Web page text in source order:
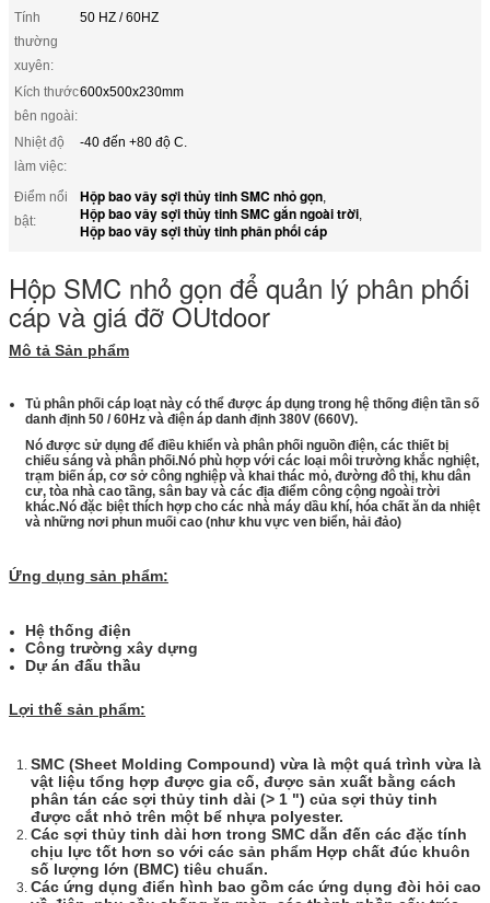
Tính
thường
xuyên:
50 HZ / 60HZ
Kích thước
bên ngoài:
600x500x230mm
Nhiệt độ
làm việc:
-40 đến +80 độ C.
Điểm nổi
bật:
Hộp bao vây sợi thủy tinh SMC nhỏ gọn,
Hộp bao vây sợi thủy tinh SMC gắn ngoài trời,
Hộp bao vây sợi thủy tinh phân phối cáp
Hộp SMC nhỏ gọn để quản lý phân phối
cáp và giá đỡ OUtdoor
Mô tả Sản phẩm
Tủ phân phối cáp loạt này có thể được áp dụng trong hệ thống điện tần số
danh định 50 / 60Hz và điện áp danh định 380V (660V).
Nó được sử dụng để điều khiển và phân phối nguồn điện, các thiết bị
chiếu sáng và phân phối.Nó phù hợp với các loại môi trường khắc nghiệt,
trạm biến áp, cơ sở công nghiệp và khai thác mỏ, đường đô thị, khu dân
cư, tòa nhà cao tầng, sân bay và các địa điểm công cộng ngoài trời
khác.Nó đặc biệt thích hợp cho các nhà máy dầu khí, hóa chất ăn da nhiệt
và những nơi phun muối cao (như khu vực ven biển, hải đảo)
Ứng dụng sản phẩm:
Hệ thống điện
Công trường xây dựng
Dự án đấu thầu
Lợi thế sản phẩm:
SMC (Sheet Molding Compound) vừa là một quá trình vừa là
vật liệu tổng hợp được gia cố, được sản xuất bằng cách
phân tán các sợi thủy tinh dài (> 1 ") của sợi thủy tinh
được cắt nhỏ trên một bể nhựa polyester.
Các sợi thủy tinh dài hơn trong SMC dẫn đến các đặc tính
chịu lực tốt hơn so với các sản phẩm Hợp chất đúc khuôn
số lượng lớn (BMC) tiêu chuẩn.
Các ứng dụng điển hình bao gồm các ứng dụng đòi hỏi cao